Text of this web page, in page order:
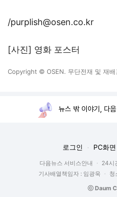
/purplish@osen.co.kr
[사진] 영화 포스터
Copyright © OSEN. 무단전재 및 재배
뉴스 밖 이야기, 다
로그인 PC화면
다음뉴스 서비스안내 24시
기사배열책임자 : 임광욱
청
ⓒ Daum